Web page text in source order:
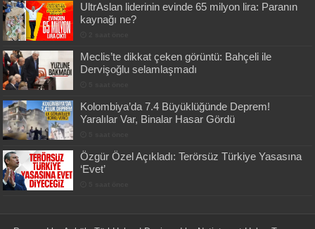
UltrAslan liderinin evinde 65 milyon lira: Paranın
kaynağı ne?
Meclis’te dikkat çeken görüntü: Bahçeli ile
Dervişoğlu selamlaşmadı
Kolombiya’da 7.4 Büyüklüğünde Deprem!
Yaralılar Var, Binalar Hasar Gördü
Özgür Özel Açıkladı: Terörsüz Türkiye Yasasına
‘Evet’